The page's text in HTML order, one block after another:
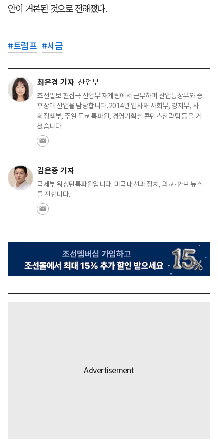
안이 거론된 것으로 전해졌다.
#트럼프 #세금
최은경 기자 산업부
조선일보 편집국 산업부 재계팀에서 근무하며 산업통상부와 중
후장대 산업을 담당합니다. 2014년 입사해 사회부, 경제부, 사
회정책부, 주일 도쿄 특파원, 경영기획실 콘텐츠전략팀 등을 거
쳤습니다.
김은중 기자
국제부 워싱턴특파원입니다. 미국 대선과 정치, 외교·안보 뉴스
를 전합니다.